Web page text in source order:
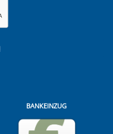
BANKEINZUG